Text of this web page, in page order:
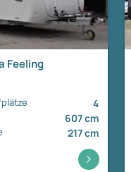
Feeling
4
607 cm
217 cm